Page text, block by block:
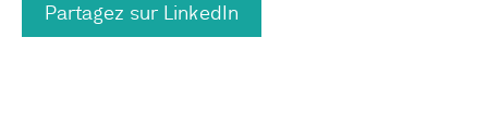
Partagez sur LinkedIn